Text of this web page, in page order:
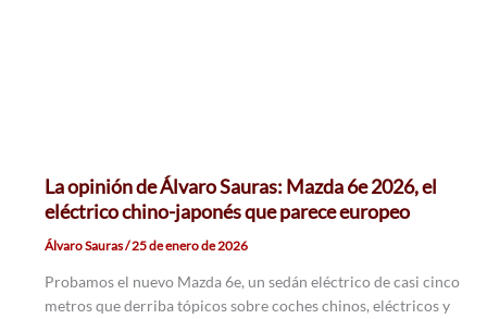
La opinión de Álvaro Sauras: Mazda 6e 2026, el
eléctrico chino-japonés que parece europeo
Álvaro Sauras/25 de enero de 2026
Probamos el nuevo Mazda 6e, un sedán eléctrico de casi cinco
metros que derriba tópicos sobre coches chinos, eléctricos y